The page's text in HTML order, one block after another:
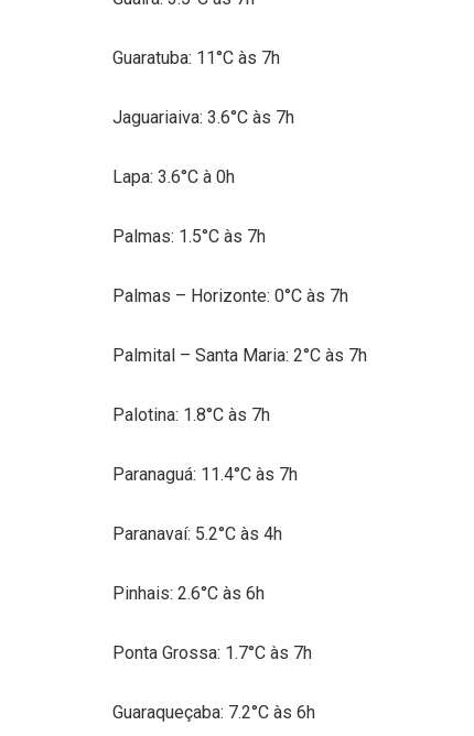
Guaratuba: 11°C às 7h
Jaguariaiva: 3.6°C às 7h
Lapa: 3.6°C à 0h
Palmas: 1.5°C às 7h
Palmas – Horizonte: 0°C às 7h
Palmital – Santa Maria: 2°C às 7h
Palotina: 1.8°C às 7h
Paranaguá: 11.4°C às 7h
Paranavaí: 5.2°C às 4h
Pinhais: 2.6°C às 6h
Ponta Grossa: 1.7°C às 7h
Guaraqueçaba: 7.2°C às 6h